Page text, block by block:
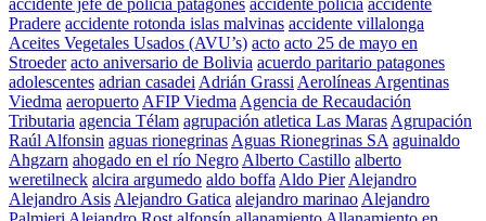
accidente jefe de policia patagones accidente policia accidente
Pradere accidente rotonda islas malvinas accidente villalonga
Aceites Vegetales Usados (AVU’s) acto acto 25 de mayo en
Stroeder acto aniversario de Bolivia acuerdo paritario patagones
adolescentes adrian casadei Adrián Grassi Aerolíneas Argentinas
Viedma aeropuerto AFIP Viedma Agencia de Recaudación
Tributaria agencia Télam agrupación atletica Las Maras Agrupación
Raúl Alfonsin aguas rionegrinas Aguas Rionegrinas SA aguinaldo
Ahgzarn ahogado en el río Negro Alberto Castillo alberto
weretilneck alcira argumedo aldo boffa Aldo Pier Alejandro
Alejandro Asis Alejandro Gatica alejandro marinao Alejandro